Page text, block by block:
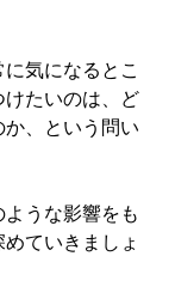
気になるとこ
たいのは、ど
、という問い
うな影響をも
ていきましょ